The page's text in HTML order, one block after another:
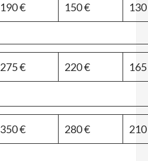
190 € 150 €
275 € 220 €
350 € 280 €